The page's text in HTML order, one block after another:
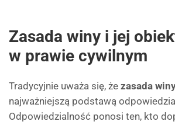
Zasada winy i jej
w prawie cywilnym
Tradycyjnie uważa się, że zasada
najważniejszą podstawą
Odpowiedzialność ponosi ten, kto